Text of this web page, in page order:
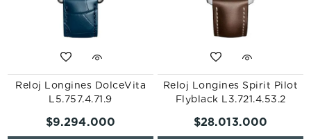
Reloj Longines DolceVita
L5.757.4.71.9
$9.294.000
Reloj Longines Spirit Pilot
Flyblack L3.721.4.53.2
$28.013.000